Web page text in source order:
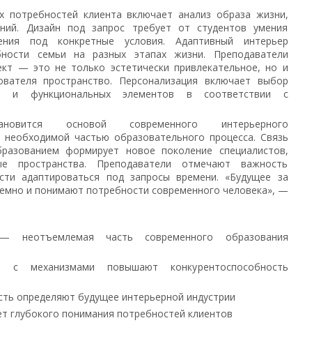
потребностей клиента включает анализ образа жизни,
Дизайн под запрос требует от студентов умения
под конкретные условия. Адаптивный интерьер
семьи на разных этапах жизни. Преподаватели
— это не только эстетически привлекательное, но и
пространство. Персонализация включает выбор
и функциональных элементов в соответствии с
основой современного интерьерного
частью образовательного процесса. Связь
формирует новое поколение специалистов,
пространства. Преподаватели отмечают важность
адаптироваться под запросы времени. «Будущее за
и понимают потребности современного человека», —
неотъемлемая часть современного образования
с механизмами повышают конкурентоспособность
определяют будущее интерьерной индустрии
глубокого понимания потребностей клиентов